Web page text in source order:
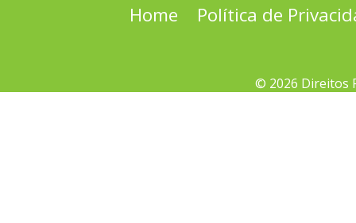
Home Política de
© 2026 Direitos